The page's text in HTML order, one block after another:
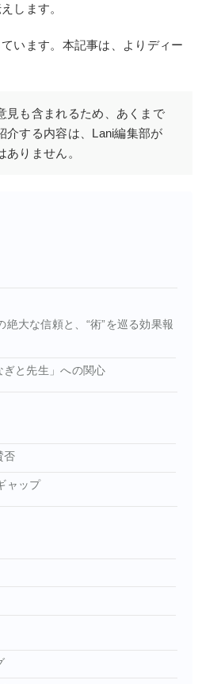
します。
います。本記事は、よりディー
見も含まれるため、あくまで
介する内容は、Lani編集部が
りません。
大な信頼と、“術”を巡る効果報
と先生」への関心
否
ャップ